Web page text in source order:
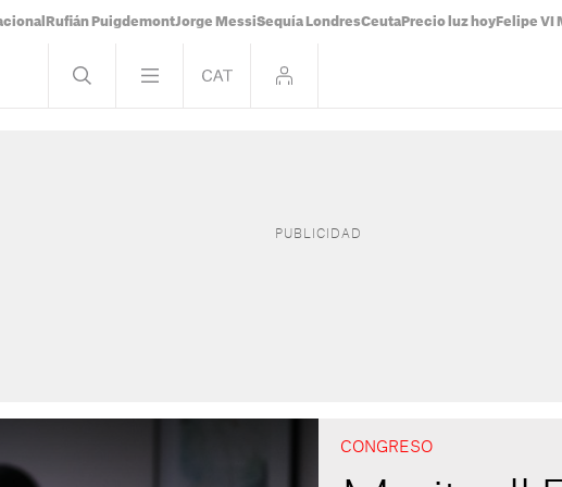
Rufián PuigdemontJorge MessiSequía LondresCeuta Precio luz hoy Felipe VI
CONGRESO